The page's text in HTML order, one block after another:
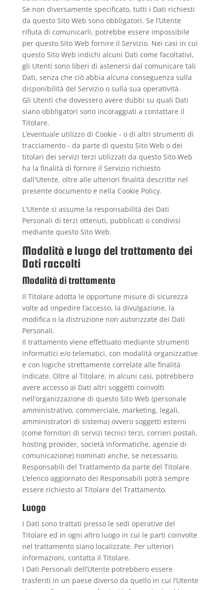
Se non diversamente specificato, tutti i Dati richiesti
da questo Sito Web sono obbligatori. Se l’Utente
rifiuta di comunicarli, potrebbe essere impossibile
per questo Sito Web fornire il Servizio. Nei casi in cui
questo Sito Web indichi alcuni Dati come facoltativi,
gli Utenti sono liberi di astenersi dal comunicare tali
Dati, senza che ciò abbia alcuna conseguenza sulla
disponibilità del Servizio o sulla sua operatività.
Gli Utenti che dovessero avere dubbi su quali Dati
siano obbligatori sono incoraggiati a contattare il
Titolare.
L’eventuale utilizzo di Cookie - o di altri strumenti di
tracciamento - da parte di questo Sito Web o dei
titolari dei servizi terzi utilizzati da questo Sito Web
ha la finalità di fornire il Servizio richiesto
dall'Utente, oltre alle ulteriori finalità descritte nel
presente documento e nella Cookie Policy.
L'Utente si assume la responsabilità dei Dati
Personali di terzi ottenuti, pubblicati o condivisi
mediante questo Sito Web.
Modalità e luogo del trattamento dei
Dati raccolti
Modalità di trattamento
Il Titolare adotta le opportune misure di sicurezza
volte ad impedire l’accesso, la divulgazione, la
modifica o la distruzione non autorizzate dei Dati
Personali.
Il trattamento viene effettuato mediante strumenti
informatici e/o telematici, con modalità organizzative
e con logiche strettamente correlate alle finalità
indicate. Oltre al Titolare, in alcuni casi, potrebbero
avere accesso ai Dati altri soggetti coinvolti
nell’organizzazione di questo Sito Web (personale
amministrativo, commerciale, marketing, legali,
amministratori di sistema) ovvero soggetti esterni
(come fornitori di servizi tecnici terzi, corrieri postali,
hosting provider, società informatiche, agenzie di
comunicazione) nominati anche, se necessario,
Responsabili del Trattamento da parte del Titolare.
L’elenco aggiornato dei Responsabili potrà sempre
essere richiesto al Titolare del Trattamento.
Luogo
I Dati sono trattati presso le sedi operative del
Titolare ed in ogni altro luogo in cui le parti coinvolte
nel trattamento siano localizzate. Per ulteriori
informazioni, contatta il Titolare.
I Dati Personali dell’Utente potrebbero essere
trasferiti in un paese diverso da quello in cui l’Utente